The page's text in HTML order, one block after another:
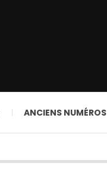
ANCIENS NUMÉROS